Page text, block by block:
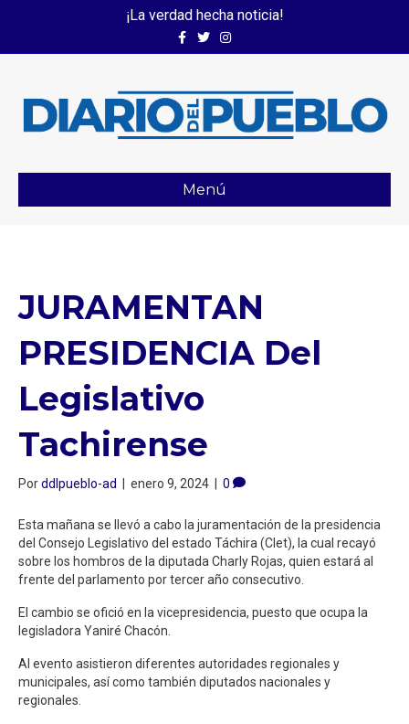
¡La verdad hecha noticia!
FacebookTwitterInstagram
Menú
JURAMENTAN
PRESIDENCIA Del
Legislativo
Tachirense
Porddlpueblo-ad | enero 9, 2024 | 0
Esta mañana se llevó a cabo la juramentación de la presidencia
del Consejo Legislativo del estado Táchira (Clet), la cual recayó
sobre los hombros de la diputada Charly Rojas, quien estará al
frente del parlamento por tercer año consecutivo.
El cambio se ofició en la vicepresidencia, puesto que ocupa la
legisladora Yaniré Chacón.
Al evento asistieron diferentes autoridades regionales y
municipales, así como también diputados nacionales y
regionales.